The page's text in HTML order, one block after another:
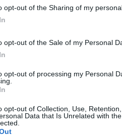
opt-out of the Sharing of my
opt-out of the Sale of my Personal
opt-out of processing my Personal
opt-out of Collection, Use,
Data that Is Unrelated with